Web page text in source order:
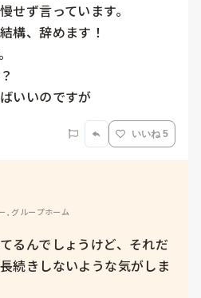
せず言っています。
構、辞めます！
いいね 5
, グループホーム
るんでしょうけど、それだ
続きしないような気がしま